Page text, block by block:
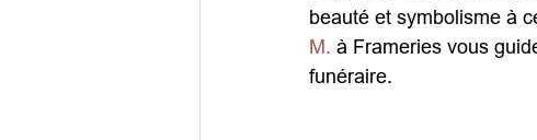
beauté et symbolisme à
M. à Frameries vous
funéraire.